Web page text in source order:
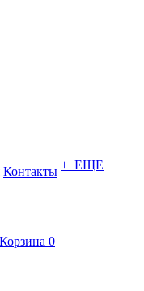
Контакты + ЕЩЕ
Корзина 0